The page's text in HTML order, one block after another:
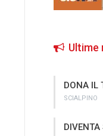
Ultime
DONA IL
SCIALPINO
DIVENTA